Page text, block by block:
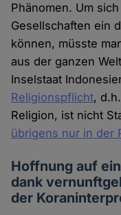
Phänomen. Um
Gesellschaften ein
können, müsste
aus der ganzen
Inselstaat
Religionspflicht,
Religion, ist nicht
übrigens nur in der
Hoffnung auf
dank
der